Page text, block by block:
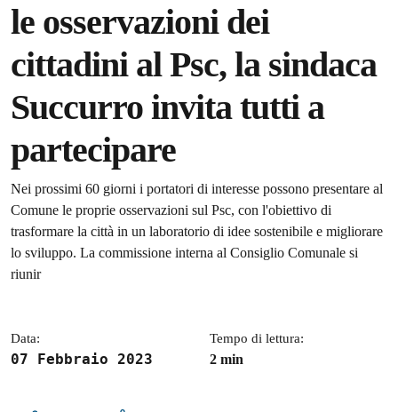
le osservazioni dei
cittadini al Psc, la sindaca
Succurro invita tutti a
partecipare
Dettagli della notizia
Nei prossimi 60 giorni i portatori di interesse possono presentare al
Comune le proprie osservazioni sul Psc, con l'obiettivo di
trasformare la città in un laboratorio di idee sostenibile e migliorare
lo sviluppo. La commissione interna al Consiglio Comunale si
riunir
Data:
07 Febbraio 2023
Tempo di lettura:
2 min